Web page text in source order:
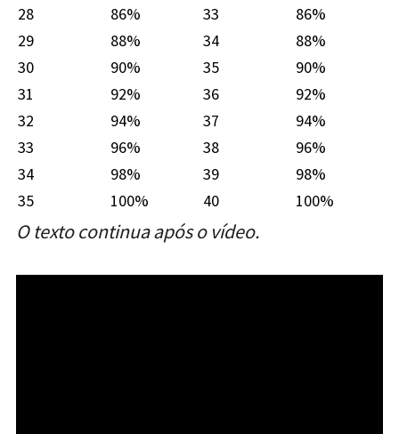
28 86% 33
86%
29
88% 34
88%
30
90% 35
90%
31
92% 36
92%
32
94% 37
94%
33
96% 38
96%
34
98% 39
98%
35
100% 40 100%
O texto continua após o vídeo.